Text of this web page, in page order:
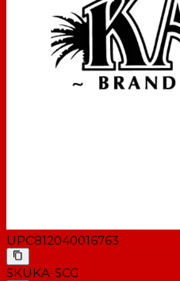
UPC812040016763
SKUKA-SCG